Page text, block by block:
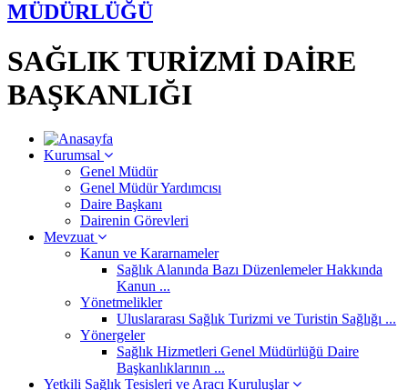
MÜDÜRLÜĞÜ
SAĞLIK TURİZMİ DAİRE
BAŞKANLIĞI
Kurumsal
Genel Müdür
Genel Müdür Yardımcısı
Daire Başkanı
Dairenin Görevleri
Mevzuat
Kanun ve Kararnameler
Sağlık Alanında Bazı Düzenlemeler Hakkında
Kanun ...
Yönetmelikler
Uluslararası Sağlık Turizmi ve Turistin Sağlığı ...
Yönergeler
Sağlık Hizmetleri Genel Müdürlüğü Daire
Başkanlıklarının ...
Yetkili Sağlık Tesisleri ve Aracı Kuruluşlar